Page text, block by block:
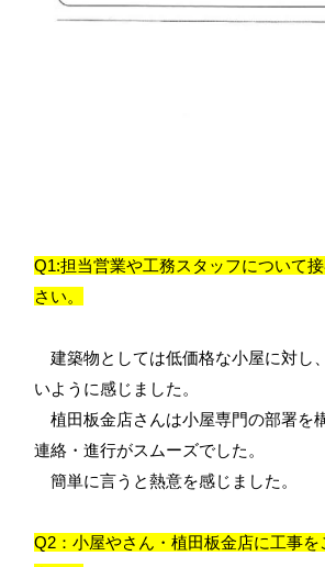
Q1:担当営業や工務スタッフについて
さい。
建築物としては低価格な小屋に対し
いように感じました。
植田板金店さんは小屋専門の部署を
連絡・進行がスムーズでした。
簡単に言うと熱意を感じました。
Q2：小屋やさん・植田板金店に工事